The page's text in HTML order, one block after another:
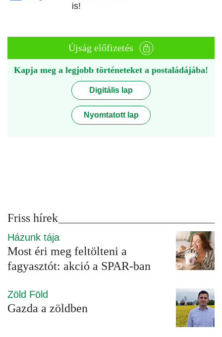
is!
Újság előfizetés
Kapja meg a legjobb történeteket a postaládájába!
Digitális lap
Nyomtatott lap
Friss hírek
Házunk tája
Most éri meg feltölteni a
fagyasztót: akció a SPAR-ban
Zöld Föld
Gazda a zöldben